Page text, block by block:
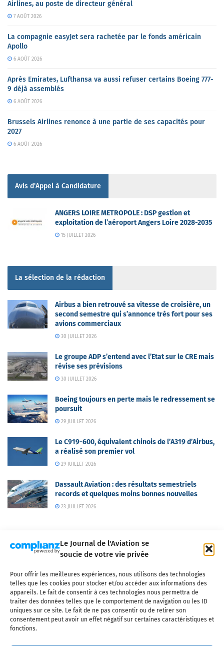
Le Journal de l'Aviation se
soucie de votre vie privée
Pour offrir les meilleures expériences, nous utilisons des technologies
telles que les cookies pour stocker et/ou accéder aux informations des
appareils. Le fait de consentir à ces technologies nous permettra de
traiter des données telles que le comportement de navigation ou les ID
uniques sur ce site. Le fait de ne pas consentir ou de retirer son
consentement peut avoir un effet négatif sur certaines caractéristiques et
fonctions.
Airlines, au poste de directeur général
7 AOÛT 2026
La compagnie easyJet sera rachetée par le fonds américain
Apollo
6 AOÛT 2026
Après Emirates, Lufthansa va aussi refuser certains Boeing 777-
9 déjà assemblés
6 AOÛT 2026
Brussels Airlines renonce à une partie de ses capacités pour
2027
6 AOÛT 2026
Avis d'Appel à Candidature
ANGERS LOIRE METROPOLE : DSP gestion et
exploitation de l’aéroport Angers Loire 2028-2035
15 JUILLET 2026
La sélection de la rédaction
Airbus a bien retrouvé sa vitesse de croisière, un
second semestre qui s’annonce très fort pour ses
avions commerciaux
30 JUILLET 2026
Le groupe ADP s’entend avec l’Etat sur le CRE mais
révise ses prévisions
30 JUILLET 2026
Boeing toujours en perte mais le redressement se
poursuit
29 JUILLET 2026
Le C919-600, équivalent chinois de l’A319 d’Airbus,
a réalisé son premier vol
29 JUILLET 2026
Dassault Aviation : des résultats semestriels
records et quelques moins bonnes nouvelles
23 JUILLET 2026
Qui sommes-nous ? Nous contacter
Partenaires
Mentions légales
CGV Politique de confidentialité Cookies